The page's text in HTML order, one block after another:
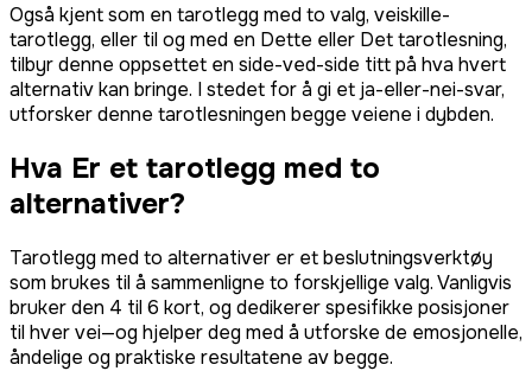
Også kjent som en tarotlegg med to valg, veiskille-
tarotlegg, eller til og med en Dette eller Det tarotlesning,
tilbyr denne oppsettet en side-ved-side titt på hva hvert
alternativ kan bringe. I stedet for å gi et ja-eller-nei-svar,
utforsker denne tarotlesningen begge veiene i dybden.
Hva Er et tarotlegg med to
alternativer?
Tarotlegg med to alternativer er et beslutningsverktøy
som brukes til å sammenligne to forskjellige valg. Vanligvis
bruker den 4 til 6 kort, og dedikerer spesifikke posisjoner
til hver vei—og hjelper deg med å utforske de emosjonelle,
åndelige og praktiske resultatene av begge.